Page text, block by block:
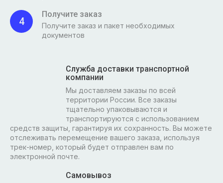
4
Получите заказ
Получите заказ и пакет необходимых
документов
Служба доставки транспортной
компании
Мы доставляем заказы по всей
территории России. Все заказы
тщательно упаковываются и
транспортируются с использованием
средств защиты, гарантируя их сохранность. Вы можете
отслеживать перемещение вашего заказа, используя
трек-номер, который будет отправлен вам по
электронной почте.
Самовывоз